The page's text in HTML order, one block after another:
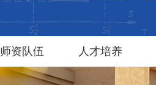
师资队伍 人才培养